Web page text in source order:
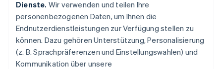
Dienste. Wir verwenden und teilen Ihre
personenbezogenen Daten, um Ihnen die
Endnutzerdienstleistungen zur Verfügung stellen zu
können. Dazu gehören Unterstützung, Personalisierung
(z. B. Sprachpräferenzen und Einstellungswahlen) und
Kommunikation über unsere